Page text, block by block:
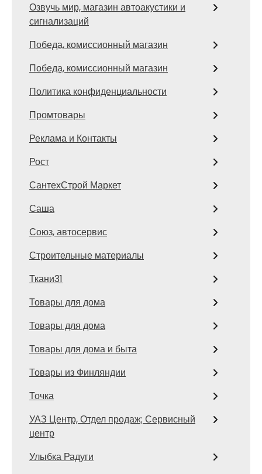
Озвучь мир, магазин автоакустики и
сигнализаций
Победа, комиссионный магазин
Победа, комиссионный магазин
Политика конфиденциальности
Промтовары
Реклама и Контакты
Рост
СантехСтрой Маркет
Саша
Союз, автосервис
Строительные материалы
Ткани31
Товары для дома
Товары для дома
Товары для дома и быта
Товары из Финляндии
Точка
УАЗ Центр, Отдел продаж; Сервисный
центр
Улыбка Радуги